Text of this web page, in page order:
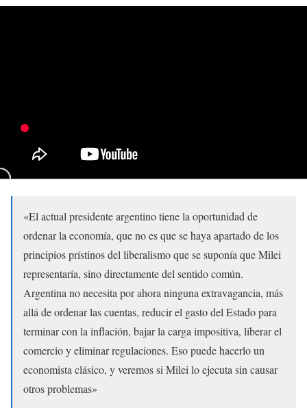
«El actual presidente argentino tiene la oportunidad de
ordenar la economía, que no es que se haya apartado de los
principios prístinos del liberalismo que se suponía que Milei
representaría, sino directamente del sentido común.
Argentina no necesita por ahora ninguna extravagancia, más
allá de ordenar las cuentas, reducir el gasto del Estado para
terminar con la inflación, bajar la carga impositiva, liberar el
comercio y eliminar regulaciones. Eso puede hacerlo un
economista clásico, y veremos si Milei lo ejecuta sin causar
otros problemas»